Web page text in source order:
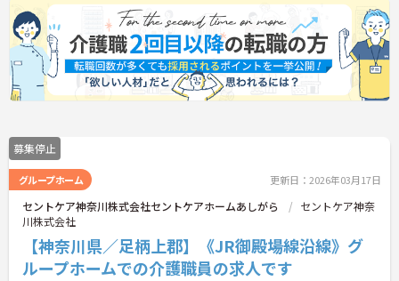
募集停止
グループホーム 更新日：2026年03月17日
セントケア神奈川株式会社セントケアホームあしがら
セントケア神奈
川株式会社
【神奈川県／足柄上郡】《JR御殿場線沿線》グ
ループホームでの介護職員の求人です